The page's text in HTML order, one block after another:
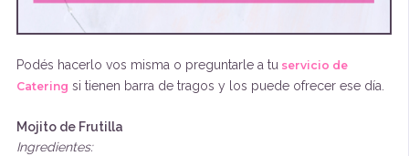
Podés hacerlo vos misma o preguntarle a tu servicio de
Catering si tienen barra de tragos y los puede ofrecer ese día.
Mojito de Frutilla
Ingredientes: